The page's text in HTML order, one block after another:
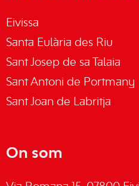
Eivissa
Santa Eulària des Riu
Sant Josep de sa Talaia
Sant Antoni de Portmany
Sant Joan de Labritja
On som